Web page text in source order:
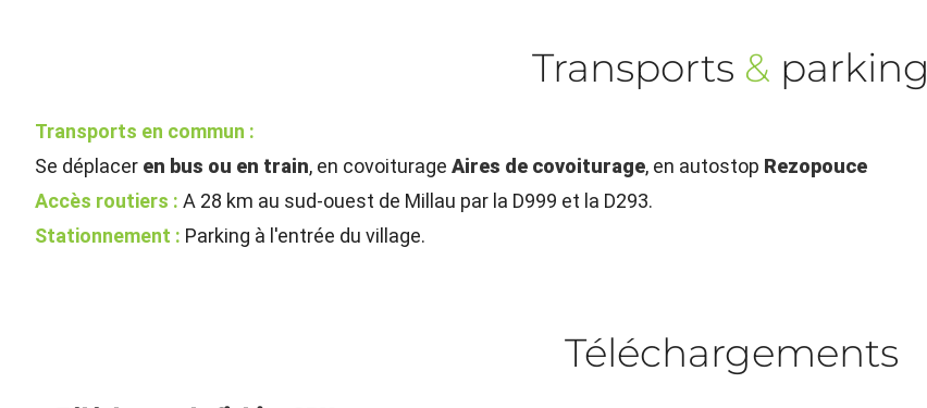
Transports & parking
Transports en commun :
Se déplacer en bus ou en train, en covoiturage Aires de covoiturage, en autostop Rezopouce
Accès routiers : A 28 km au sud-ouest de Millau par la D999 et la D293.
Stationnement : Parking à l'entrée du village.
Téléchargements